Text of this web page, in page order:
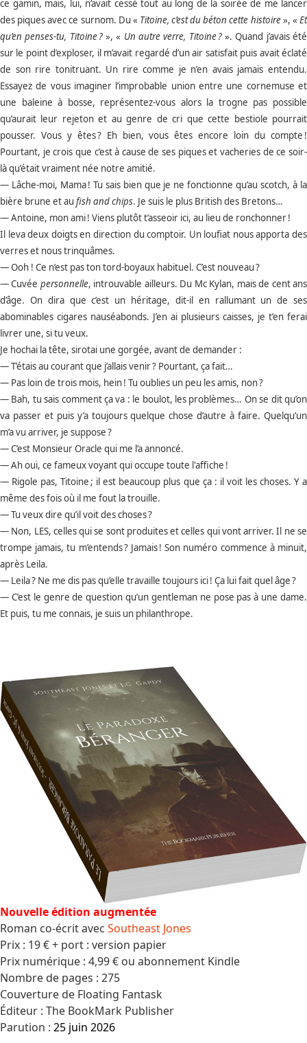
ce gamin, mais, lui, n’avait cessé tout au long de la soirée de me lancer
des piques avec ce surnom. Du « Titoine, c’est du béton cette histoire», «Et
qu’en penses-tu, Titoine?», « Un autre verre, Titoine?». Quand j’avais été
sur le point d’exploser, il m’avait regardé d’un air satisfait puis avait éclaté
de son rire tonitruant. Un rire comme je n’en avais jamais entendu.
Essayez de vous imaginer l’improbable union entre une cornemuse et
une baleine à bosse, représentez-vous alors la trogne pas possible
qu’aurait leur rejeton et au genre de cri que cette bestiole pourrait
pousser. Vous y êtes ? Eh bien, vous êtes encore loin du compte !
Pourtant, je crois que c’est à cause de ses piques et vacheries de ce soir-
là qu’était vraiment née notre amitié.
— Lâche-moi, Mama ! Tu sais bien que je ne fonctionne qu’au scotch, à la
bière brune et au fish and chips. Je suis le plus British des Bretons…
— Antoine, mon ami ! Viens plutôt t’asseoir ici, au lieu de ronchonner !
Il leva deux doigts en direction du comptoir. Un loufiat nous apporta des
verres et nous trinquâmes.
— Ooh ! Ce n’est pas ton tord-boyaux habituel. C’est nouveau ?
— Cuvée personnelle, introuvable ailleurs. Du Mc Kylan, mais de cent ans
d’âge. On dira que c’est un héritage, dit-il en rallumant un de ses
abominables cigares nauséabonds. J’en ai plusieurs caisses, je t’en ferai
livrer une, si tu veux.
Je hochai la tête, sirotai une gorgée, avant de demander :
— T’étais au courant que j’allais venir ? Pourtant, ça fait…
— Pas loin de trois mois, hein ! Tu oublies un peu les amis, non ?
— Bah, tu sais comment ça va : le boulot, les problèmes… On se dit qu’on
va passer et puis y’a toujours quelque chose d’autre à faire. Quelqu’un
m’a vu arriver, je suppose ?
— C’est Monsieur Oracle qui me l’a annoncé.
— Ah oui, ce fameux voyant qui occupe toute l'affiche !
— Rigole pas, Titoine ; il est beaucoup plus que ça : il voit les choses. Y a
même des fois où il me fout la trouille.
— Tu veux dire qu’il voit des choses ?
— Non, LES, celles qui se sont produites et celles qui vont arriver. Il ne se
trompe jamais, tu m’entends ? Jamais ! Son numéro commence à minuit,
après Leila.
— Leila ? Ne me dis pas qu’elle travaille toujours ici ! Ça lui fait quel âge ?
— C’est le genre de question qu’un gentleman ne pose pas à une dame.
Et puis, tu me connais, je suis un philanthrope.
Nouvelle édition augmentée
Roman co-écrit avec Southeast Jones
Prix : 19 € + port : version papier
Prix numérique : 4,99 € ou abonnement Kindle
Nombre de pages : 275
Couverture de Floating Fantask
Éditeur : The BookMark Publisher
Parution : 25 juin 2026